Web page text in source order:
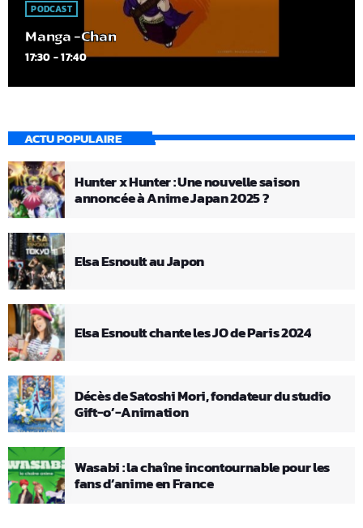
PODCAST
Manga -Chan
17:30 - 17:40
ACTU POPULAIRE
Hunter x Hunter : Une nouvelle saison
annoncée à Anime Japan 2025 ?
Elsa Esnoult au Japon
Elsa Esnoult chante les JO de Paris 2024
Décès de Satoshi Mori, fondateur du studio
Gift-o’-Animation
Wasabi : la chaîne incontournable pour les
fans d’anime en France